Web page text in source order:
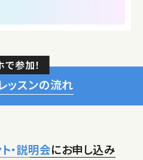
で参加！
ッスンの流れ
・説明会にお申し込み